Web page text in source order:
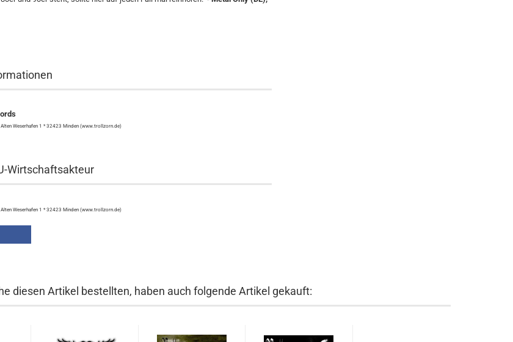
Weserhafen 1 * 32423 Minden (www.trollzorn.de)
Wirtschaftsakteur
Weserhafen 1 * 32423 Minden (www.trollzorn.de)
diesen Artikel bestellten, haben auch folgende Artikel gekauft: